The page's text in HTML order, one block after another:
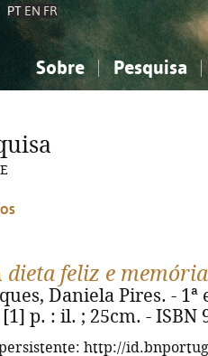
PT EN FR
Sobre Pesquisa
Ciências sociais...
Ciências sociais...
dieta feliz e
Daniela Pires. - 1ª
[1] p. : il. ; 25cm. - ISBN
http://